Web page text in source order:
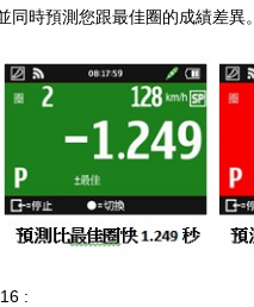
時預測您跟最佳圈的成績差異。
: